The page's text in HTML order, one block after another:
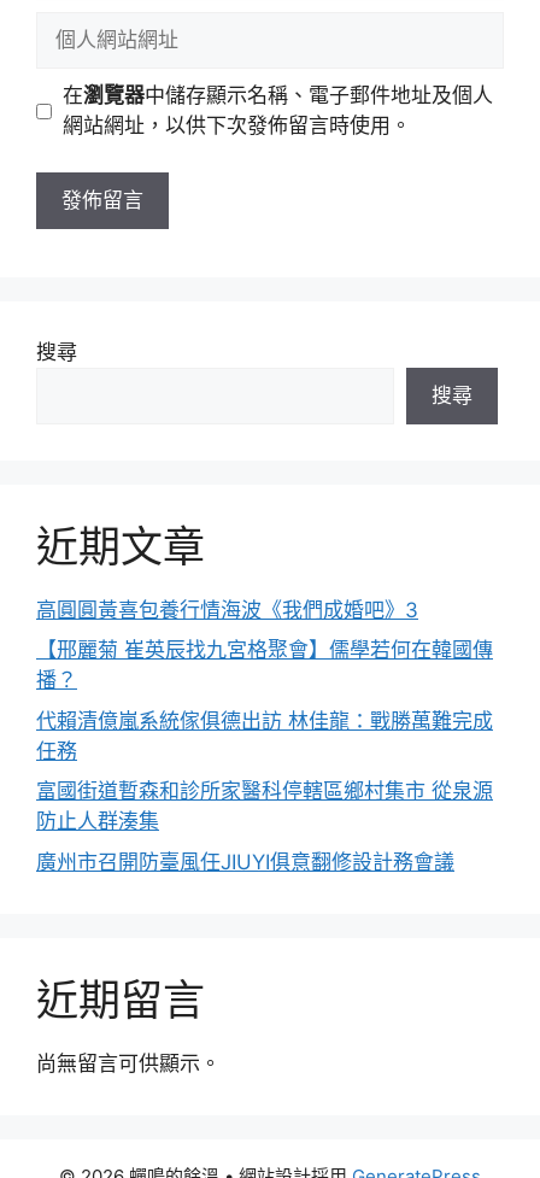
址
站
址
在瀏覽器中儲存顯示名稱、電子郵件地址及個人
網站網址，以供下次發佈留言時使用。
搜尋
搜尋
近期文章
高圓圓黃喜包養行情海波《我們成婚吧》3
【邢麗菊 崔英辰找九宮格聚會】儒學若何在韓國傳
播？
代賴清億嵐系統傢俱德出訪 林佳龍：戰勝萬難完成
任務
富國街道暫森和診所家醫科停轄區鄉村集市 從泉源
防止人群湊集
廣州市召開防臺風任JIUYI俱意翻修設計務會議
近期留言
尚無留言可供顯示。